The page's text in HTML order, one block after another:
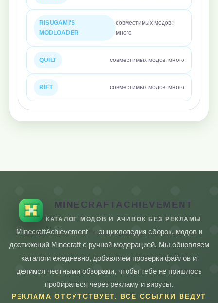
RISUGAMI'S
MODLOADER
совместимых модов:
много
QUILT совместимых модов: много
RIFT совместимых модов: много
MINECRAFTACHIEVEMENT
КАТАЛОГ МОДОВ И АЧИВОК БЕЗ РЕКЛАМЫ
MinecraftAchievement — энциклопедия сборок, модов и
достижений Minecraft с ручной модерацией. Мы обновляем
каталоги ежедневно, добавляем проверки файлов и
делимся честными обзорами, чтобы тебе не пришлось
пробираться через рекламу и вирусы.
РЕКЛАМА ОТСУТСТВУЕТ. ВСЕ ССЫЛКИ ВЕДУТ